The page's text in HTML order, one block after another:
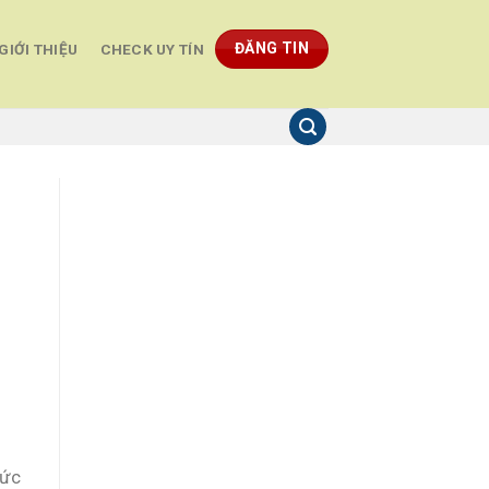
GIỚI THIỆU CHECK UY TÍN ĐĂNG TIN